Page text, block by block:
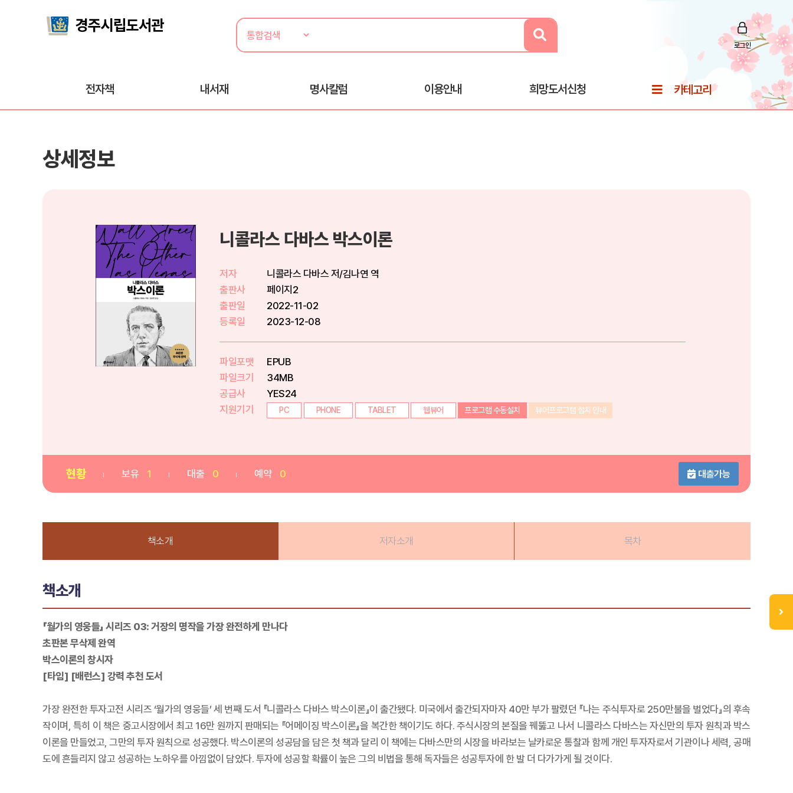
로그인
전자책 내서재 명사칼럼 이용안내 희망도서신청 카테고리
상세정보
니콜라스 다바스 박스이론
저자
니콜라스 다바스 저/김나연 역
출판사
페이지2
출판일
2022-11-02
등록일
2023-12-08
파일포맷
EPUB
파일크기
34MB
공급사
YES24
지원기기
PC PHONE TABLET 웹뷰어 프로그램 수동설치 뷰어프로그램 설치 안내
현황 보유 1 대출 0 예약 0 대출가능
책소개 저자소개 목차
책소개
「월가의 영웅들」 시리즈 03: 거장의 명작을 가장 완전하게 만나다
초판본 무삭제 완역
박스이론의 창시자
[타임] [배런스] 강력 추천 도서
가장 완전한 투자고전 시리즈 ‘월가의 영웅들’ 세 번째 도서 『니콜라스 다바스 박스이론』이 출간됐다. 미국에서 출간되자마자 40만 부가 팔렸던 『나는 주식투자로 250만불을 벌었다』의 후속
작이며, 특히 이 책은 중고시장에서 최고 16만 원까지 판매되는 『어메이징 박스이론』을 복간한 책이기도 하다. 주식시장의 본질을 꿰뚫고 나서 니콜라스 다바스는 자신만의 투자 원칙과 박스
이론을 만들었고, 그만의 투자 원칙으로 성공했다. 박스이론의 성공담을 담은 첫 책과 달리 이 책에는 다바스만의 시장을 바라보는 날카로운 통찰과 함께 개인 투자자로서 기관이나 세력, 공매
도에 흔들리지 않고 성공하는 노하우를 아낌없이 담았다. 투자에 성공할 확률이 높은 그의 비법을 통해 독자들은 성공투자에 한 발 더 다가가게 될 것이다.